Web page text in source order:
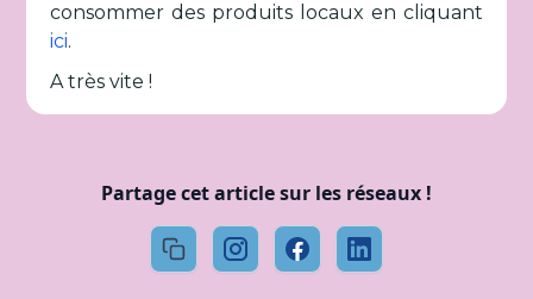
consommer des produits locaux en cliquant
ici.
A très vite !
Partage cet article sur les réseaux !